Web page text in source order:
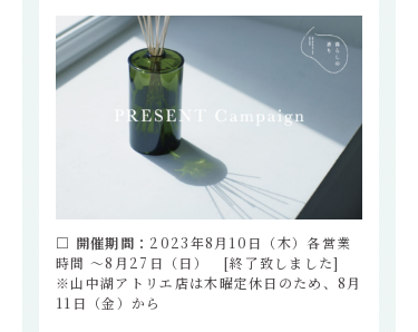
□ 開催期間： 2023年8月10日（木）各営業
時間 〜8月27日（日） [終了致しました]
※山中湖アトリエ店は木曜定休日のため、8月
11日（金）から